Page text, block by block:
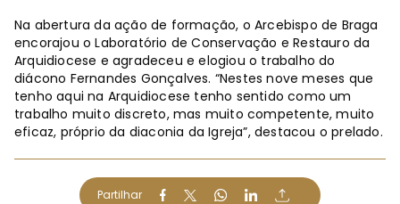
Na abertura da ação de formação, o Arcebispo de Braga
encorajou o Laboratório de Conservação e Restauro da
Arquidiocese e agradeceu e elogiou o trabalho do
diácono Fernandes Gonçalves. “Nestes nove meses que
tenho aqui na Arquidiocese tenho sentido como um
trabalho muito discreto, mas muito competente, muito
eficaz, próprio da diaconia da Igreja”, destacou o prelado.
Partilhar